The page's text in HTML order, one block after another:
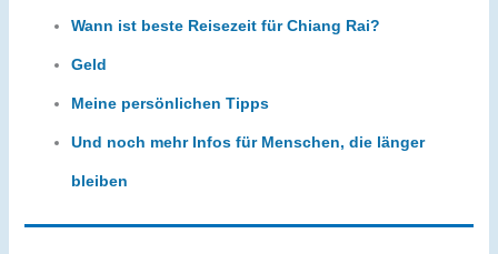
Wann ist beste Reisezeit für Chiang Rai?
Geld
Meine persönlichen Tipps
Und noch mehr Infos für Menschen, die länger
bleiben